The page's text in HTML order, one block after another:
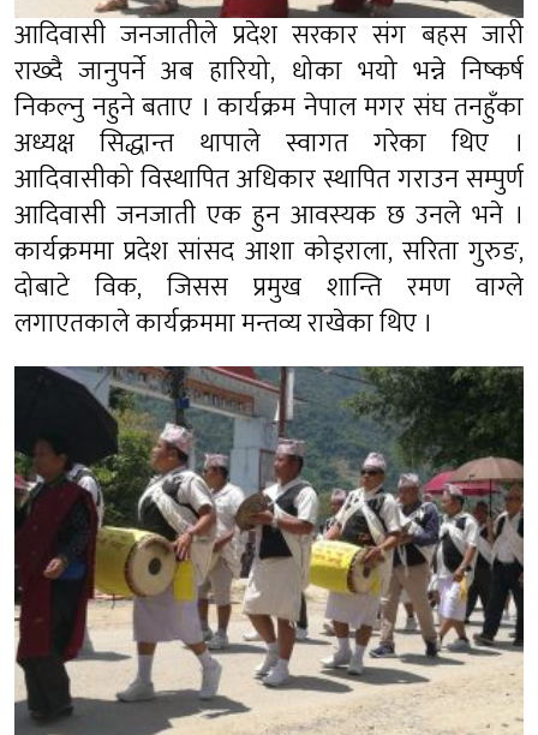
आदिवासी जनजातीले प्रदेश सरकार संग बहस जारी
राख्दै जानुपर्ने अब हारियो, धोका भयो भन्ने निष्कर्ष
निकल्नु नहुने बताए । कार्यक्रम नेपाल मगर संघ तनहुँका
अध्यक्ष सिद्धान्त थापाले स्वागत गरेका थिए ।
आदिवासीको विस्थापित अधिकार स्थापित गराउन सम्पुर्ण
आदिवासी जनजाती एक हुन आवस्यक छ उनले भने ।
कार्यक्रममा प्रदेश सांसद आशा कोइराला, सरिता गुरुङ,
दोबाटे विक, जिसस प्रमुख शान्ति रमण वाग्ले
लगाएतकाले कार्यक्रममा मन्तव्य राखेका थिए ।